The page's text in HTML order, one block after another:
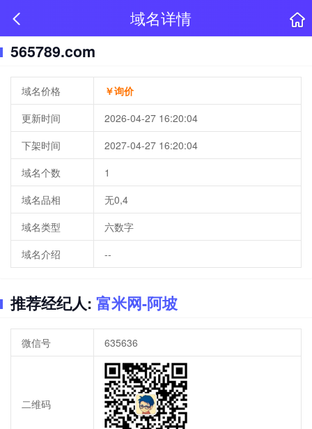
域名详情
565789.com
域名价格
￥询价
更新时间
2026-04-27 16:20:04
下架时间
2027-04-27 16:20:04
域名个数
1
域名品相
无0,4
域名类型
六数字
域名介绍
--
推荐经纪人: 富米网-阿坡
微信号 635636
二维码